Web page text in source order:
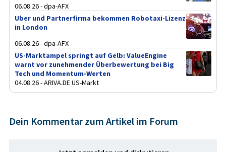
06.08.26 - dpa-AFX
Uber und Partnerfirma bekommen Robotaxi-Lizenz
in London
06.08.26 - dpa-AFX
US-Marktampel springt auf Gelb: ValueEngine
warnt vor zunehmender Überbewertung bei Big
Tech und Momentum-Werten
04.08.26 - ARIVA.DE US-Markt
Dein Kommentar zum Artikel im Forum